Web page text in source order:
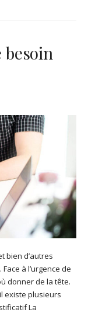
bien d’autres
à l’urgence de
donner de la tête.
existe plusieurs
La